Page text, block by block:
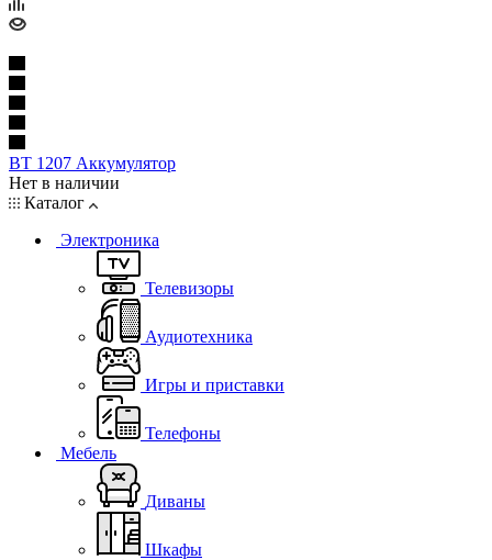
BT 1207 Аккумулятор
Нет в наличии
Каталог
Электроника
Телевизоры
Аудиотехника
Игры и приставки
Телефоны
Мебель
Диваны
Шкафы